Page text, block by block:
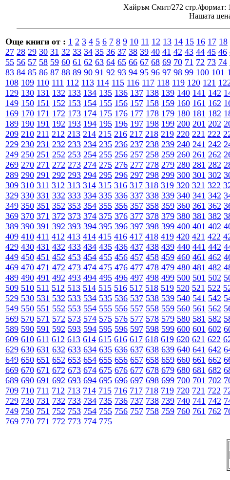
Хайръм Смит/272 стр./
Нашата
Още книги от : 1 2 3 4 5 6 7 8 9 10 11 12 13 14 15 16 17 18
27 28 29 30 31 32 33 34 35 36 37 38 39 40 41 42 43 44 45 46
55 56 57 58 59 60 61 62 63 64 65 66 67 68 69 70 71 72 73 74
83 84 85 86 87 88 89 90 91 92 93 94 95 96 97 98 99 100 101
108 109 110 111 112 113 114 115 116 117 118 119 120 121
129 130 131 132 133 134 135 136 137 138 139 140 141 142
149 150 151 152 153 154 155 156 157 158 159 160 161 162
169 170 171 172 173 174 175 176 177 178 179 180 181 182
189 190 191 192 193 194 195 196 197 198 199 200 201 202
209 210 211 212 213 214 215 216 217 218 219 220 221 222
229 230 231 232 233 234 235 236 237 238 239 240 241 242
249 250 251 252 253 254 255 256 257 258 259 260 261 262
269 270 271 272 273 274 275 276 277 278 279 280 281 282
289 290 291 292 293 294 295 296 297 298 299 300 301 302
309 310 311 312 313 314 315 316 317 318 319 320 321 322
329 330 331 332 333 334 335 336 337 338 339 340 341 342
349 350 351 352 353 354 355 356 357 358 359 360 361 362
369 370 371 372 373 374 375 376 377 378 379 380 381 382
389 390 391 392 393 394 395 396 397 398 399 400 401 402
409 410 411 412 413 414 415 416 417 418 419 420 421 422
429 430 431 432 433 434 435 436 437 438 439 440 441 442
449 450 451 452 453 454 455 456 457 458 459 460 461 462
469 470 471 472 473 474 475 476 477 478 479 480 481 482
489 490 491 492 493 494 495 496 497 498 499 500 501 502
509 510 511 512 513 514 515 516 517 518 519 520 521 522
529 530 531 532 533 534 535 536 537 538 539 540 541 542
549 550 551 552 553 554 555 556 557 558 559 560 561 562
569 570 571 572 573 574 575 576 577 578 579 580 581 582
589 590 591 592 593 594 595 596 597 598 599 600 601 602
609 610 611 612 613 614 615 616 617 618 619 620 621 622
629 630 631 632 633 634 635 636 637 638 639 640 641 642
649 650 651 652 653 654 655 656 657 658 659 660 661 662
669 670 671 672 673 674 675 676 677 678 679 680 681 682
689 690 691 692 693 694 695 696 697 698 699 700 701 702
709 710 711 712 713 714 715 716 717 718 719 720 721 722
729 730 731 732 733 734 735 736 737 738 739 740 741 742
749 750 751 752 753 754 755 756 757 758 759 760 761 762
769 770 771 772 773 774 775